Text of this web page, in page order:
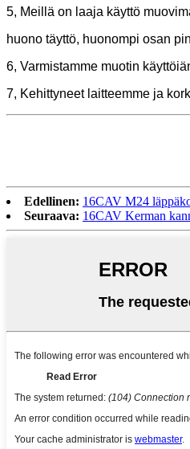
5, Meillä on laaja käyttö
huono täyttö, huonompi osan
6, Varmistamme muotin
7, Kehittyneet laitteemme ja
Edellinen: 16CAV M24
Seuraava: 16CAV Kerman